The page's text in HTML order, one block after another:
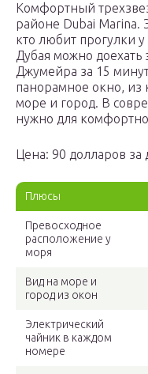
Комфортный
районе Dubai Marina.
кто любит прогулки
Дубая можно доехать
Джумейра за 15
панорамное окно, из
море и город. В
нужно для
Цена: 90 долларов
Плюсы
Превосходное
расположение у
моря
Вид на море и
город из окон
Электрический
чайник в каждом
номере